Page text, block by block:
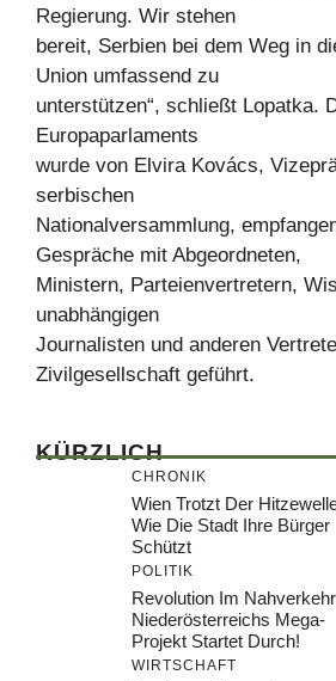
Regierung. Wir stehen
bereit, Serbien bei dem Weg in
Union umfassend zu
unterstützen“, schließt Lopatka.
Europaparlaments
wurde von Elvira Kovács,
serbischen
Nationalversammlung,
Gespräche mit Abgeordneten,
Ministern, Parteienvertretern,
unabhängigen
Journalisten und anderen
Zivilgesellschaft geführt.
KÜRZLICH
CHRONIK
Wien Trotzt Der
Wie Die Stadt Ihre Bürger
Schützt
POLITIK
Revolution Im
Niederösterreichs Mega-
Projekt Startet Durch!
WIRTSCHAFT